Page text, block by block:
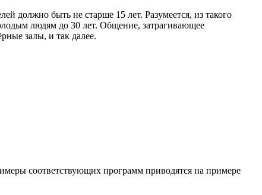
должно быть не старше 15 лет. Разумеется, из такого
людям до 30 лет. Общение, затрагивающее
залы, и так далее.
соответствующих программ приводятся на примере